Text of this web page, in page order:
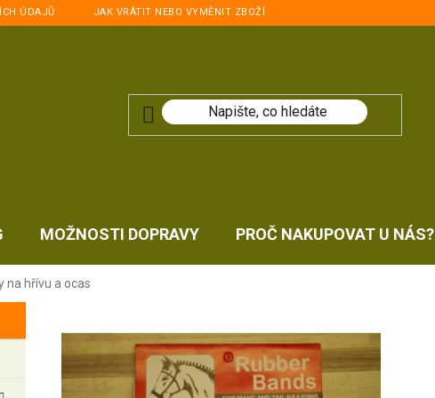
ÚDAJŮ JAK VRÁTIT NEBO VYMĚNIT ZBOŽÍ
MOŽNOSTI DOPRAVY PROČ NAKUPOVAT U NÁS?
na hřívu a ocas